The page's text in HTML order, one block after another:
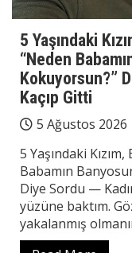
5 Yaşındaki
“Neden
Kokuyorsun?”
Kaçıp Gitti
5 Ağustos 2026
5 Yaşındaki
Babamın
Diye Sordu —
yüzüne baktım.
yakalanmış